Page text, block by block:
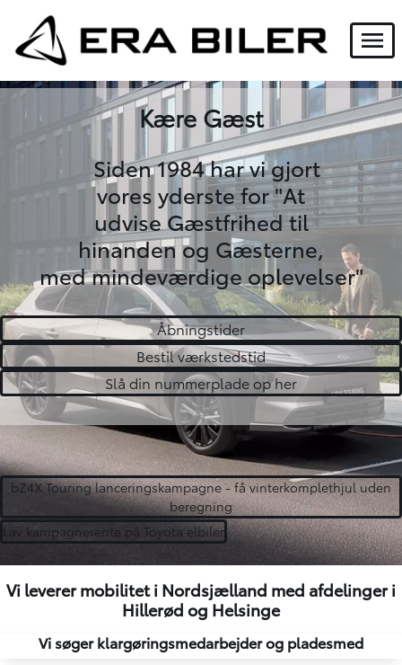
Menu
Kære Gæst
Siden 1984 har vi gjort
vores yderste for "At
udvise Gæstfrihed til
hinanden og Gæsterne,
med mindeværdige oplevelser"
Åbningstider
Bestil værkstedstid
Slå din nummerplade op her
bZ4X Touring lanceringskampagne - få vinterkomplethjul uden
beregning
Lav kampagnerente på Toyota elbiler
Vi leverer mobilitet i Nordsjælland med afdelinger i
Hillerød og Helsinge
Vi søgerklargøringsmedarbejder og pladesmed